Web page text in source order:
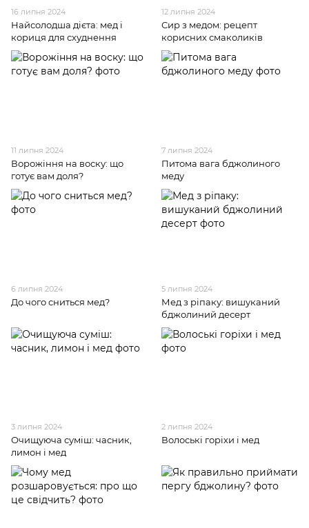
16 липня 2024
Найсолодша дієта: мед і
кориця для схуднення
12 липня 2024
Сир з медом: рецепт
корисних смаколиків
11 липня 2024
Ворожіння на воску: що
готує вам доля?
7 липня 2024
Питома вага бджолиного
меду
6 липня 2024
До чого сниться мед?
5 липня 2024
Мед з ріпаку: вишуканий
бджолиний десерт
3 липня 2024
Очищуюча суміш: часник,
лимон і мед
2 липня 2024
Волоські горіхи і мед